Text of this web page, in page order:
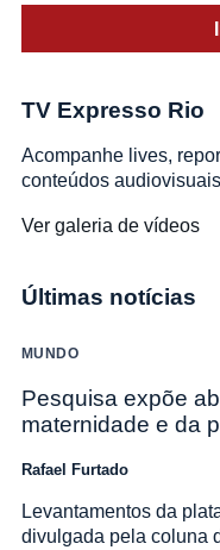
TV Expresso Rio
Acompanhe lives,
conteúdos
Ver galeria de vídeos
Últimas notícias
MUNDO
Pesquisa expõe
maternidade e da
Rafael Furtado
Levantamentos da
divulgada pela coluna